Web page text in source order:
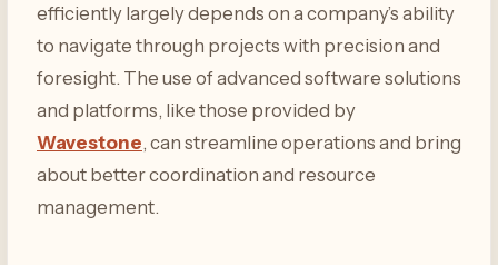
efficiently largely depends on a company’s ability
to navigate through projects with precision and
foresight. The use of advanced software solutions
and platforms, like those provided by
Wavestone, can streamline operations and bring
about better coordination and resource
management.